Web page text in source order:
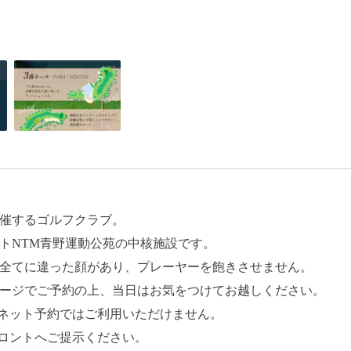
するゴルフクラブ。
NTM青野運動公苑の中核施設です。
てに違った顔があり、プレーヤーを飽きさせません。
ジでご予約の上、当日はお気をつけてお越しください。
ト予約ではご利用いただけません。
トへご提示ください。